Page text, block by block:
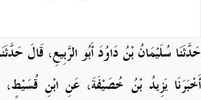
حَدَّثَنَا سُلَيْمَانُ بْنُ دَاوُدَ أَبُو الرَّبِيعِ، قَالَ
أَخْبَرَنَا يَزِيدُ بْنُ خُصَيْفَةَ، عَنِ ابْنِ